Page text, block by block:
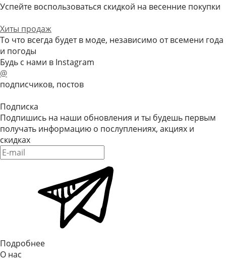
Успейте воспользоваться скидкой на весенние покупки
Хиты продаж
То что всегда будет в моде, независимо от всемени года
и погоды
Будь с нами в Instagram
@
подписчиков, постов
Подписка
Подпишись на наши обновления и ты будешь первым
получать информацию о послуплениях, акциях и
скидках
Подробнее
О нас